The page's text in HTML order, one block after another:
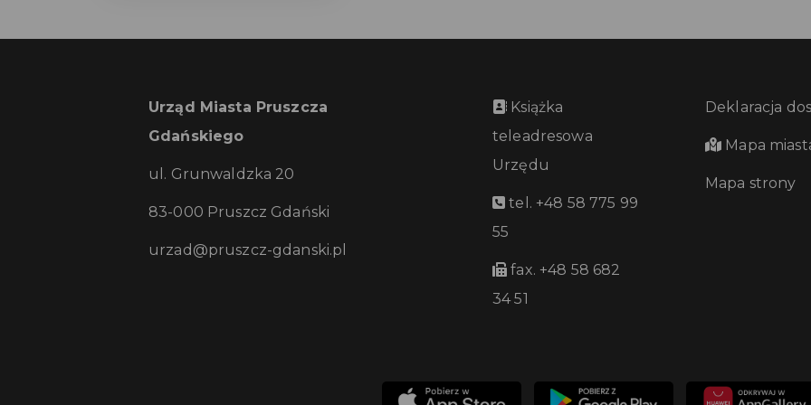
Urząd Miasta Pruszcza
Gdańskiego
ul. Grunwaldzka 20
83-000 Pruszcz Gdański
urzad@pruszcz-gdanski.pl
Książka
teleadresowa
Urzędu
tel. +48 58 775 99
55
fax. +48 58 682
34 51
Deklaracja
Mapa
Mapa strony